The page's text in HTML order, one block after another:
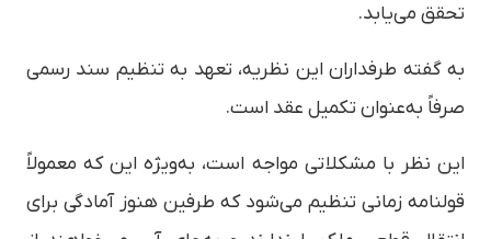
تحقق می‌یابد.
به گفته طرفداران این نظریه، تعهد به تنظیم سند رسمی
صرفاً به‌عنوان تکمیل عقد است.
این نظر با مشکلاتی مواجه است، به‌ویژه این که معمولاً
قولنامه زمانی تنظیم می‌شود که طرفین هنوز آمادگی برای